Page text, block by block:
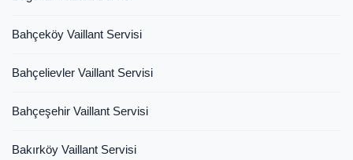
Bahçeköy Vaillant Servisi
Bahçelievler Vaillant Servisi
Bahçeşehir Vaillant Servisi
Bakırköy Vaillant Servisi